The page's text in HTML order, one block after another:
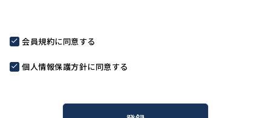
会員規約に同意する
個人情報保護方針に同意する